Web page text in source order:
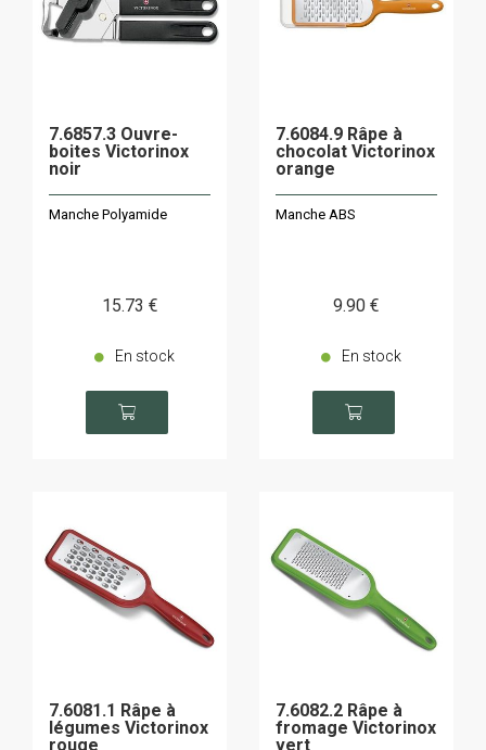
7.6857.3 Ouvre-
boites Victorinox
noir
Manche Polyamide
15.73 €
En stock
7.6084.9 Râpe à
chocolat Victorinox
orange
Manche ABS
9.90 €
En stock
7.6081.1 Râpe à
légumes Victorinox
rouge
7.6082.2 Râpe à
fromage Victorinox
vert